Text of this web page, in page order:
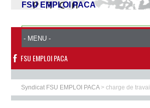
FSU EMPLOI PACA
FSU EMPLOI PACA
Syndicat FSU EMPLOI PACA>charge de travail